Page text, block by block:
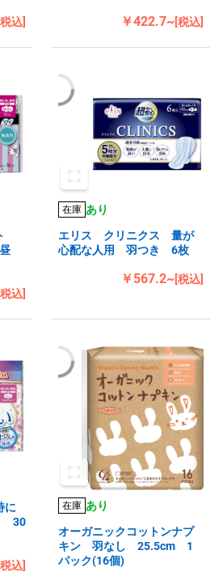
[税込] ￥422.7~[税込]
[税込]
在庫 あり
エリス クリニクス 量が
心配な人用 羽つき 6枚
￥567.2~[税込]
に
30
[税込]
在庫 あり
オーガニックコットンナプ
キン 羽なし 25.5cm 1
パック(16個)